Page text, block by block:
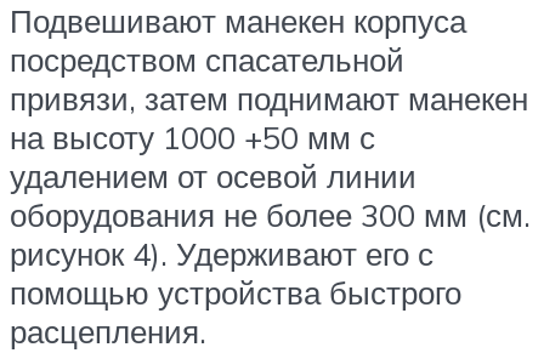
Подвешивают манекен корпуса
посредством спасательной
привязи, затем поднимают манекен
на высоту 1000 +50 мм с
удалением от осевой линии
оборудования не более 300 мм (см.
рисунок 4). Удерживают его с
помощью устройства быстрого
расцепления.